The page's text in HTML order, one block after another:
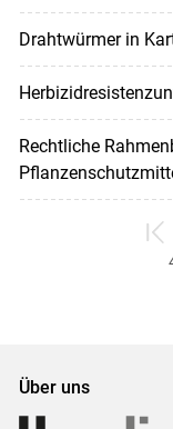
Drahtwürmer in
Rechtliche
Über uns